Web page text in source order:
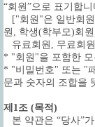
“회원”으로 표기합니
["회원"은 일반회원
원, 학생(학부모)회
유료회원, 무료회
* "회원"을 포함한
* "비밀번호" 또는 "
문과 숫자의 조합을
제1조 (목적)
본 약관은 “당사”